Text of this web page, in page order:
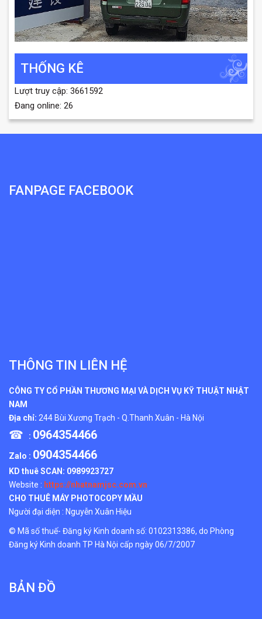
THỐNG KÊ
Lượt truy cập: 3661592
Đang online: 26
FANPAGE FACEBOOK
THÔNG TIN LIÊN HỆ
CÔNG TY CỔ PHẦN THƯƠNG MẠI VÀ DỊCH VỤ KỸ THUẬT NHẬT
NAM
Địa chỉ: 244 Bùi Xương Trạch - Q.Thanh Xuân - Hà Nội
☎ : 0964354466
Zalo : 0904354466
KD thuê SCAN: 0989923727
Website : https://nhatnamjsc.com.vn
CHO THUÊ MÁY PHOTOCOPY MẦU
Người đại diện : Nguyễn Xuân Hiệu
© Mã số thuế- Đăng ký Kinh doanh số: 0102313386, do Phòng
Đăng ký Kinh doanh TP Hà Nội cấp ngày 06/7/2007
BẢN ĐỒ